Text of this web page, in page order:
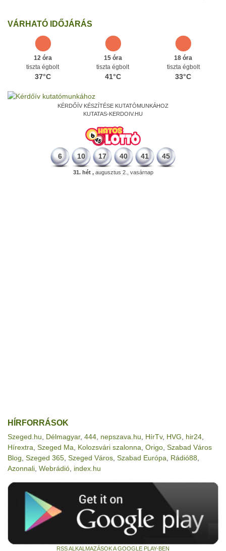
VÁRHATÓ IDŐJÁRÁS
12 óra
tiszta égbolt
37°C
15 óra
tiszta égbolt
41°C
18 óra
tiszta égbolt
33°C
KÉRDŐÍV KÉSZÍTÉSE KUTATÓMUNKÁHOZ
KUTATAS-KERDOIV.HU
6 10 17 40 41 45
31. hét ,augusztus 2., vasárnap
HÍRFORRÁSOK
Szeged.hu Délmagyar, 444 nepszava.hu HírTv, HVG hir24
Hírextra Szeged Ma Kolozsvári szalonna Origo Szabad Város
Blog Szeged 365 Szeged Város Szabad Európa Rádió88
Azonnali Webrádió index.hu
RSS ALKALMAZÁSOK A GOOGLE PLAY-BEN